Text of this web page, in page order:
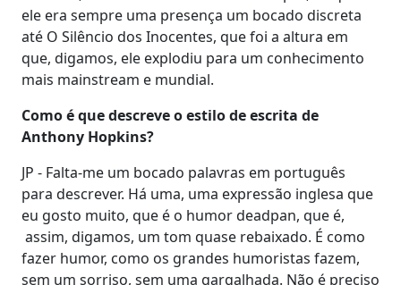
ele era sempre uma presença um bocado discreta
até O Silêncio dos Inocentes, que foi a altura em
que, digamos, ele explodiu para um conhecimento
mais mainstream e mundial.
Como é que descreve o estilo de escrita de
Anthony Hopkins?
JP - Falta-me um bocado palavras em português
para descrever. Há uma, uma expressão inglesa que
eu gosto muito, que é o humor deadpan, que é,
assim, digamos, um tom quase rebaixado. É como
fazer humor, como os grandes humoristas fazem,
sem um sorriso, sem uma gargalhada. Não é preciso